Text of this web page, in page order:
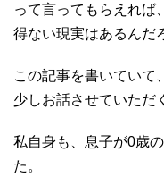
って言ってもらえれば
得ない現実はあるんだ
この記事を書いていて
少しお話させていただ
私自身も、息子が0歳
た。